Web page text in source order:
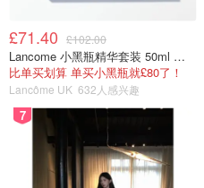
£71.40 £102.00
Lancome 小黑瓶精华套装 50ml 价值£162
比单买划算 单买小黑瓶就£80了！
Lancôme UK 632人感兴趣
7